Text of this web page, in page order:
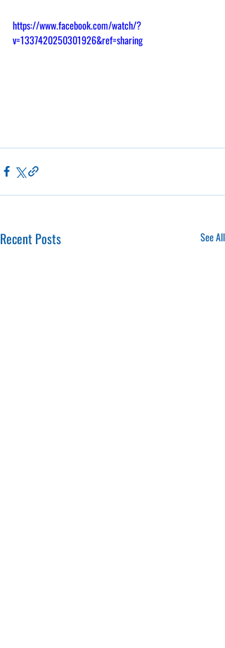
https://www.facebook.com/watch/?
v=1337420250301926&ref=sharing
Recent Posts See All